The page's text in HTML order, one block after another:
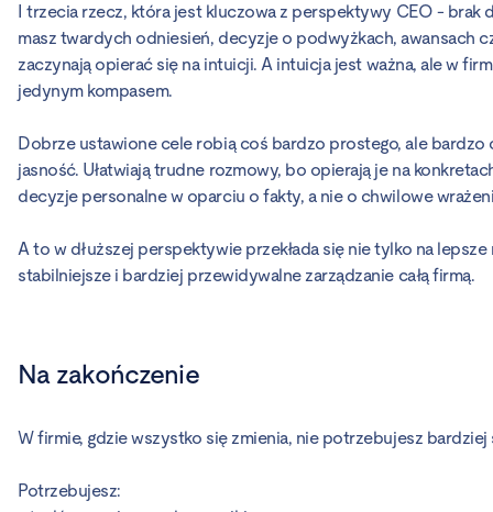
I trzecia rzecz, która jest kluczowa z perspektywy CEO - brak
masz twardych odniesień, decyzje o podwyżkach, awansach
zaczynają opierać się na intuicji. A intuicja jest ważna, ale w
jedynym kompasem.
Dobrze ustawione cele robią coś bardzo prostego, ale bardzo
jasność. Ułatwiają trudne rozmowy, bo opierają je na
decyzje personalne w oparciu o fakty, a nie o chwilowe
A to w dłuższej perspektywie przekłada się nie tylko na
stabilniejsze i bardziej przewidywalne zarządzanie całą firmą.
Na zakończenie
W firmie, gdzie wszystko się zmienia, nie potrzebujesz
Potrzebujesz: